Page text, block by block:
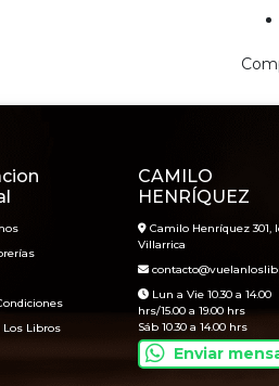
Libros
CAMILO
HENRÍQUEZ
Camilo Henríquez 301,
Villarrica
Lun a Vie 10.30 a 14.00
hrs/15.00 a 19.00 hrs
Sáb 10.30 a 14.00 hrs
Enviar